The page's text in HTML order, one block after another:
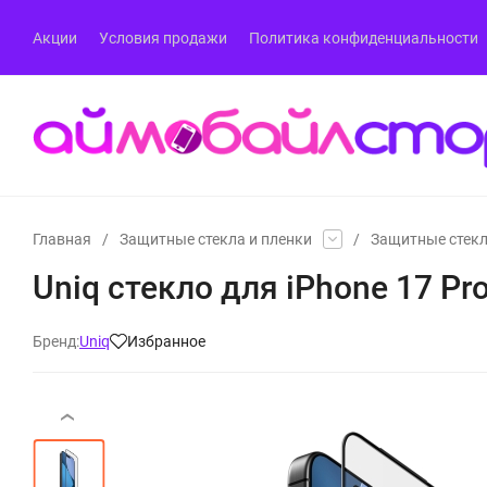
Акции Условия продажи Политика конфиденциальности
Главная / Защитные стекла и пленки / Защитные
Uniq стекло для iPhone 17
Бренд:Uniq Избранное
‹